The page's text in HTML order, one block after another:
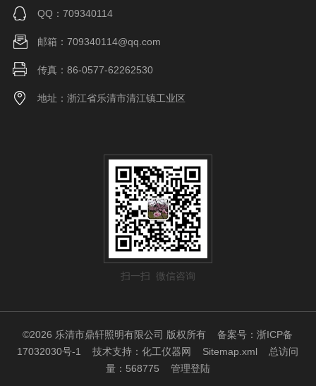
QQ：709340114
邮箱：709340114@qq.com
传真：86-0577-62262530
地址：浙江省乐清市清江镇工业区
扫一扫 微信咨询
©2026 乐清市鼎轩照明有限公司 版权所有备案号：浙ICP备
17032030号-1
技术支持：化工仪器网 Sitemap.xml 总访问
量：568775 管理登陆